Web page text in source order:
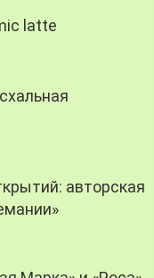
latte
авторская